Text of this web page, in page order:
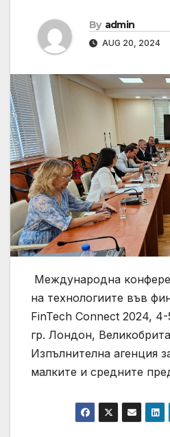
By admin
AUG 20, 2024
Международна
на технологиите във
FinTech Connect 2024,
гр. Лондон,
Изпълнителна агенция
малките и средните